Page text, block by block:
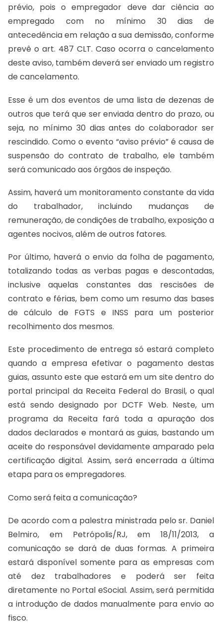
prévio, pois o empregador deve dar ciência ao
empregado com no mínimo 30 dias de
antecedência em relação a sua demissão, conforme
prevê o art. 487 CLT. Caso ocorra o cancelamento
deste aviso, também deverá ser enviado um registro
de cancelamento.
Esse é um dos eventos de uma lista de dezenas de
outros que terá que ser enviada dentro do prazo, ou
seja, no mínimo 30 dias antes do colaborador ser
rescindido. Como o evento “aviso prévio” é causa de
suspensão do contrato de trabalho, ele também
será comunicado aos órgãos de inspeção.
Assim, haverá um monitoramento constante da vida
do trabalhador, incluindo mudanças de
remuneração, de condições de trabalho, exposição a
agentes nocivos, além de outros fatores.
Por último, haverá o envio da folha de pagamento,
totalizando todas as verbas pagas e descontadas,
inclusive aquelas constantes das rescisões de
contrato e férias, bem como um resumo das bases
de cálculo de FGTS e INSS para um posterior
recolhimento dos mesmos.
Este procedimento de entrega só estará completo
quando a empresa efetivar o pagamento destas
guias, assunto este que estará em um site dentro do
portal principal da Receita Federal do Brasil, o qual
está sendo designado por DCTF Web. Neste, um
programa da Receita fará toda a apuração dos
dados declarados e montará as guias, bastando um
aceite do responsável devidamente amparado pela
certificação digital. Assim, será encerrada a última
etapa para os empregadores.
Como será feita a comunicação?
De acordo com a palestra ministrada pelo sr. Daniel
Belmiro, em Petrópolis/RJ, em 18/11/2013, a
comunicação se dará de duas formas. A primeira
estará disponível somente para as empresas com
até dez trabalhadores e poderá ser feita
diretamente no Portal eSocial. Assim, será permitida
a introdução de dados manualmente para envio ao
fisco.